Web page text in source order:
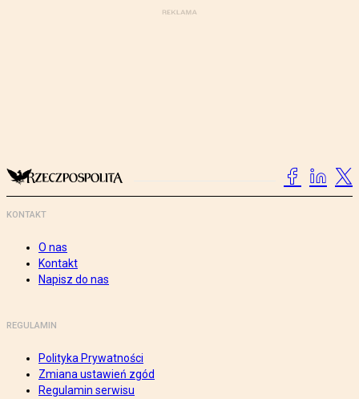
KONTAKT
O nas
Kontakt
Napisz do nas
REGULAMIN
Polityka Prywatności
Zmiana ustawień zgód
Regulamin serwisu